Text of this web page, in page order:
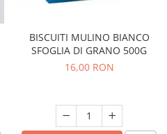
BISCUITI MULINO BIANCO
SFOGLIA DI GRANO 500G
16,00 RON